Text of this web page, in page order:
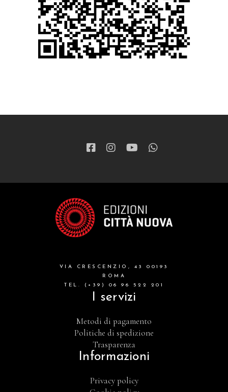
VIA CRESCENZIO, 43 00193
ROMA
TEL. (+39) 06 96 522 201
I servizi
Metodi di pagamento
Politiche di spedizione
Trasparenza
Informazioni
Privacy policy